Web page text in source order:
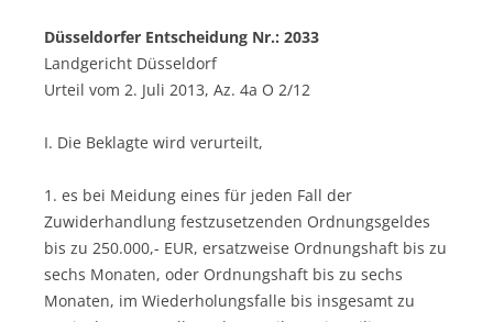
Düsseldorfer Entscheidung Nr.: 2033
Landgericht Düsseldorf
Urteil vom 2. Juli 2013, Az. 4a O 2/12
I. Die Beklagte wird verurteilt,
1. es bei Meidung eines für jeden Fall der
Zuwiderhandlung festzusetzenden Ordnungsgeldes
bis zu 250.000,- EUR, ersatzweise Ordnungshaft bis zu
sechs Monaten, oder Ordnungshaft bis zu sechs
Monaten, im Wiederholungsfalle bis insgesamt zu